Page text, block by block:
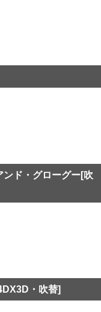
ンド・グローグー[吹
・吹替]